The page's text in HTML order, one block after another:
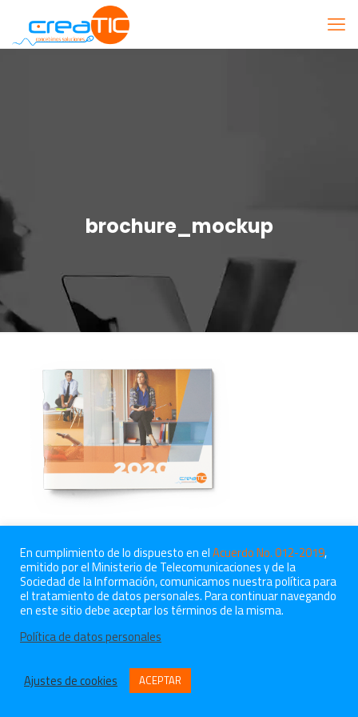
brochure_mockup
© 2021 CreaTIC, todos los derechos reservados.
Política de datos personales
En cumplimiento de lo dispuesto en elAcuerdo No. 012-2019,
emitido por el Ministerio de Telecomunicaciones y de la
Sociedad de la Información, comunicamos nuestra política para
el tratamiento de datos personales. Para continuar navegando
en este sitio debe aceptar los términos de la misma.
Política de datos personales
Ajustes de cookies ACEPTAR